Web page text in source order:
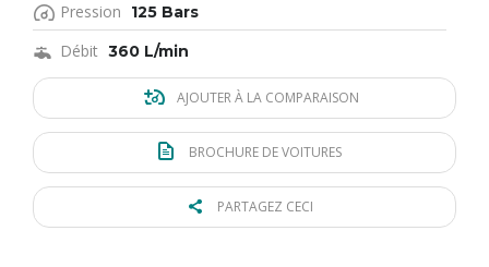
Pression 125 Bars
Débit 360 L/min
AJOUTER À LA COMPARAISON
BROCHURE DE VOITURES
PARTAGEZ CECI